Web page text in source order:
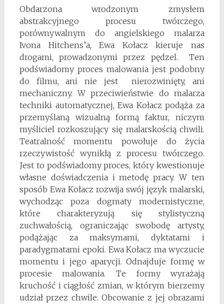
Obdarzona wrodzonym zmysłem
abstrakcyjnego procesu twórczego,
porównywalnym do angielskiego malarza
Ivona Hitchens’a, Ewa Kołacz kieruje nas
drogami, prowadzonymi przez pędzel. Ten
podświadomy proces malowania jest podobny
do filmu, ani nie jest nierozwinięty, ani
mechaniczny. W przeciwieństwie do malarza
techniki automatycznej, Ewa Kołacz podąża za
przemyślaną wizualną formą faktur, niczym
myśliciel rozkoszujący się malarskością chwili.
Teatralność momentu powołuje do życia
rzeczywistość wynikłą z procesu twórczego.
Jest to podświadomy proces, który kwestionuje
własne doświadczenia i metodę pracy. W ten
sposób Ewa Kołacz rozwija swój język malarski,
wychodząc poza dogmaty modernistyczne,
które charakteryzują się stylistyczną
zuchwałością, ograniczając swobodę artysty,
podążając za maksymami, dyktatami i
paradygmatami epoki. Ewa Kołacz ma wyczucie
momentu i jego aparycji. Odnajduje formę w
procesie malowania. Te formy wyrażają
kruchość i ciągłość zmian, w którym bierzemy
udział przez chwile. Obcowanie z jej obrazami